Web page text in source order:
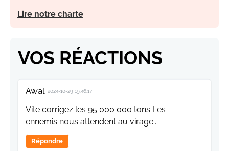
Lire notre charte
VOS RÉACTIONS
Awal 2024-10-29 19:46:17
Vite corrigez les 95 000 000 tons Les
ennemis nous attendent au virage...
Répondre